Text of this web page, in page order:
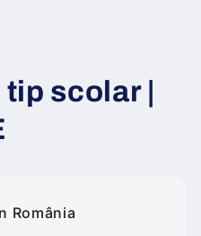
scolar |
România